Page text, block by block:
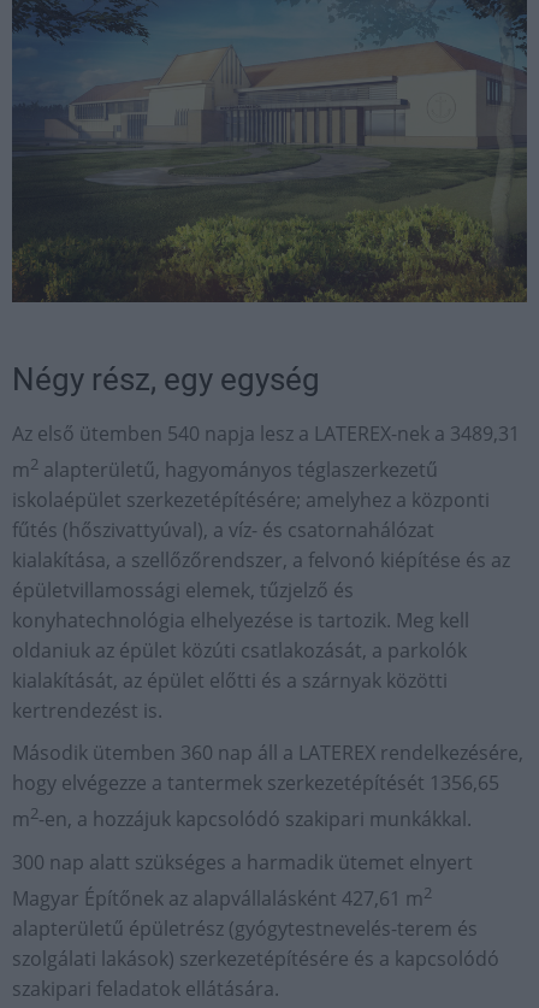
Négy rész, egy egység
Az első ütemben 540 napja lesz a LATEREX-nek a 3489,31
m2 alapterületű, hagyományos téglaszerkezetű
iskolaépület szerkezetépítésére; amelyhez a központi
fűtés (hőszivattyúval), a víz- és csatornahálózat
kialakítása, a szellőzőrendszer, a felvonó kiépítése és az
épületvillamossági elemek, tűzjelző és
konyhatechnológia elhelyezése is tartozik. Meg kell
oldaniuk az épület közúti csatlakozását, a parkolók
kialakítását, az épület előtti és a szárnyak közötti
kertrendezést is.
Második ütemben 360 nap áll a LATEREX rendelkezésére,
hogy elvégezze a tantermek szerkezetépítését 1356,65
m2-en, a hozzájuk kapcsolódó szakipari munkákkal.
300 nap alatt szükséges a harmadik ütemet elnyert
Magyar Építőnek az alapvállalásként 427,61 m2
alapterületű épületrész (gyógytestnevelés-terem és
szolgálati lakások) szerkezetépítésére és a kapcsolódó
szakipari feladatok ellátására.